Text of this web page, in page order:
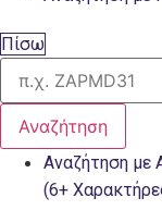
Πίσω
Αναζήτηση
Αναζήτηση με
(6+